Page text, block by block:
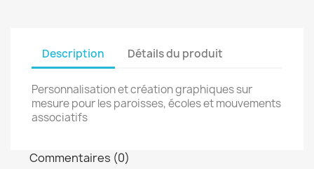
Description Détails du produit
Personnalisation et création graphiques sur
mesure pour les paroisses, écoles et mouvements
associatifs
Commentaires (0)